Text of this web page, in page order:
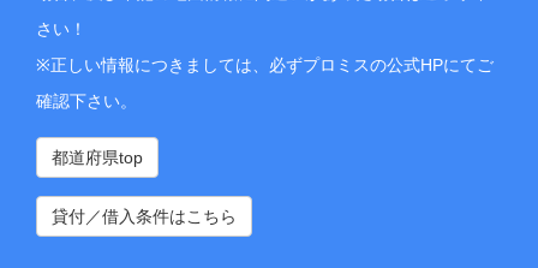
さい！
※正しい情報につきましては、必ずプロミスの公式HPにてご
確認下さい。
都道府県top
貸付／借入条件はこちら